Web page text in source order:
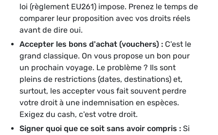
loi (règlement EU261) impose. Prenez le temps de
comparer leur proposition avec vos droits réels
avant de dire oui.
Accepter les bons d'achat (vouchers) : C'est le
grand classique. On vous propose un bon pour
un prochain voyage. Le problème ? Ils sont
pleins de restrictions (dates, destinations) et,
surtout, les accepter vous fait souvent perdre
votre droit à une indemnisation en espèces.
Exigez du cash, c'est votre droit.
Signer quoi que ce soit sans avoir compris : Si